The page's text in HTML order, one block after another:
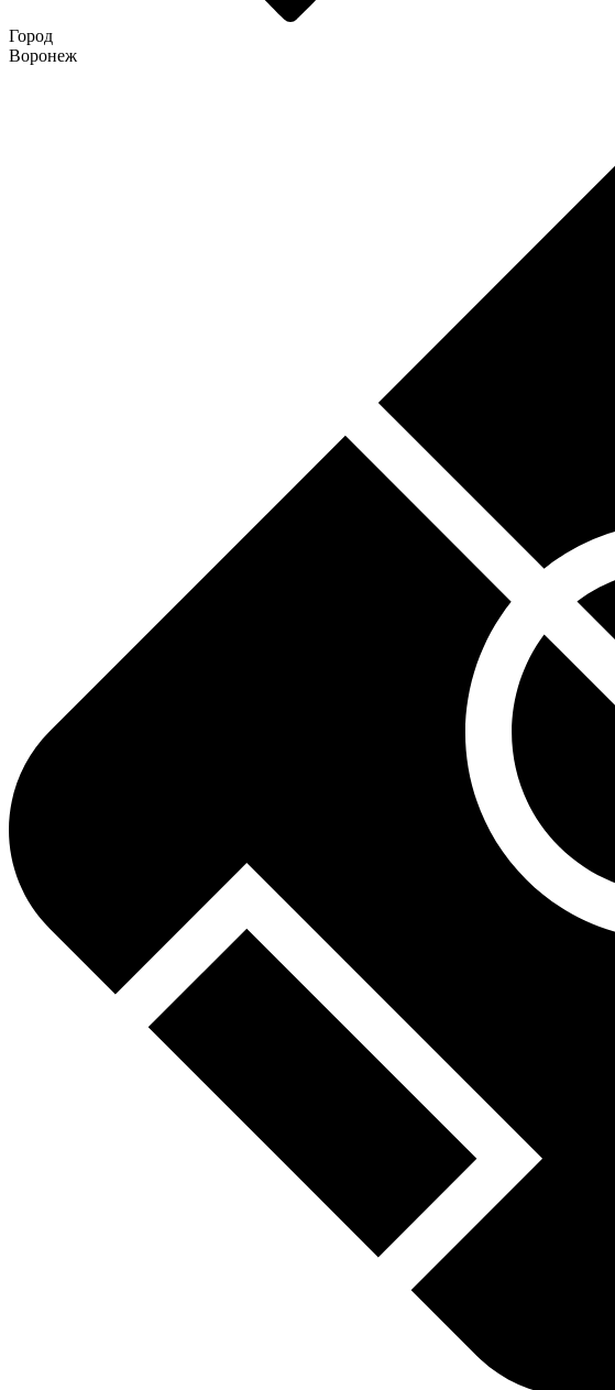
Город
Воронеж